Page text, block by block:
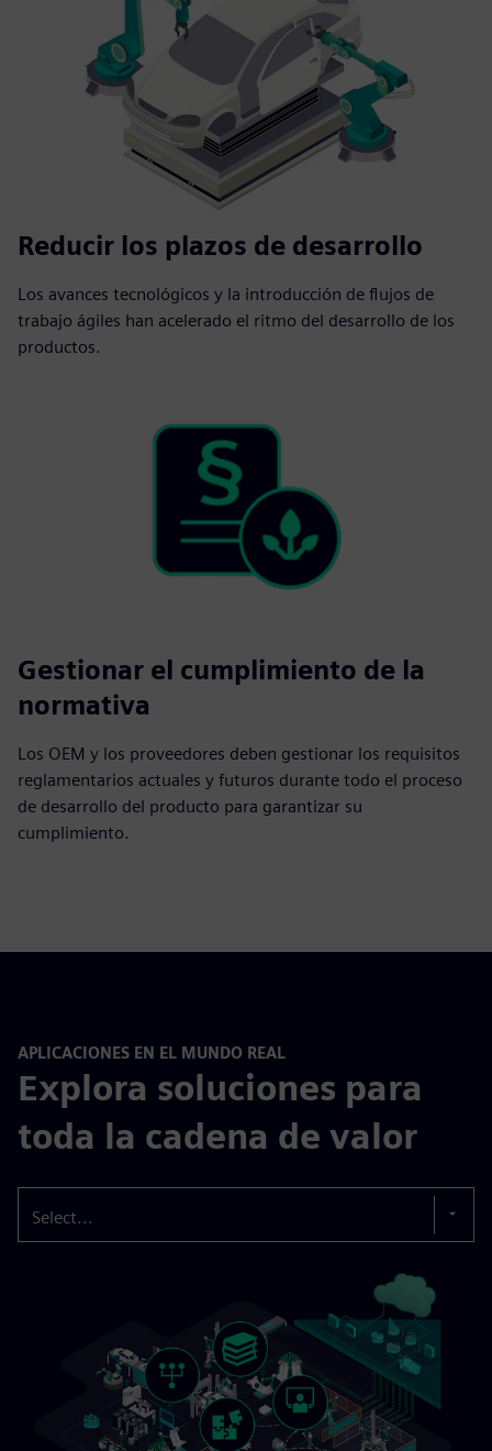
Reducir los plazos de desarrollo
Los avances tecnológicos y la introducción de flujos de
trabajo ágiles han acelerado el ritmo del desarrollo de los
productos.
Gestionar el cumplimiento de la
normativa
Los OEM y los proveedores deben gestionar los requisitos
reglamentarios actuales y futuros durante todo el proceso
de desarrollo del producto para garantizar su
cumplimiento.
APLICACIONES EN EL MUNDO REAL
Explora soluciones para
toda la cadena de valor
Select...